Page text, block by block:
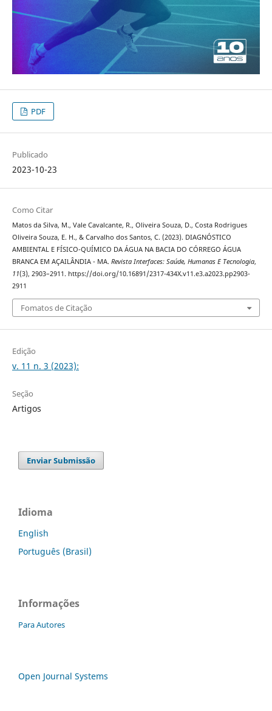
PDF
Publicado
2023-10-23
Como Citar
Matos da Silva, M., Vale Cavalcante, R., Oliveira Souza, D., Costa Rodrigues
Oliveira Souza, E. H., & Carvalho dos Santos, C. (2023). DIAGNÓSTICO
AMBIENTAL E FÍSICO-QUÍMICO DA ÁGUA NA BACIA DO CÓRREGO ÁGUA
BRANCA EM AÇAILÂNDIA - MA. Revista Interfaces: Saúde, Humanas E Tecnologia,
11(3), 2903–2911. https://doi.org/10.16891/2317-434X.v11.e3.a2023.pp2903-
2911
Fomatos de Citação
Edição
v. 11 n. 3 (2023):
Seção
Artigos
Enviar Submissão
Idioma
English
Português (Brasil)
Informações
Para Autores
Open Journal Systems